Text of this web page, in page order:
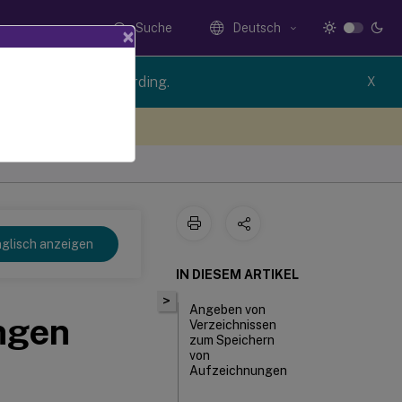
Suche Deutsch
of Session Recording. X
anzeigen
>
IN DIESEM ARTIKEL
Angeben von
Verzeichnissen
zum Speichern
von
Aufzeichnungen
×